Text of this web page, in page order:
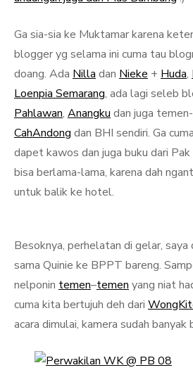
Ga sia-sia ke Muktamar karena
blogger yg selama ini cuma tau
doang. Ada Nilla dan Nieke + Huda,
Loenpia Semarang, ada lagi seleb
Pahlawan, Anangku dan juga
CahAndong dan BHI sendiri. Ga
dapet kawos dan juga buku dari
bisa berlama-lama, karena dah
untuk balik ke hotel.
Besoknya, perhelatan di gelar, saya
sama Quinie ke BPPT bareng.
nelponin temen–temen yang niat
cuma kita bertujuh deh dari
acara dimulai, kamera sudah banyak